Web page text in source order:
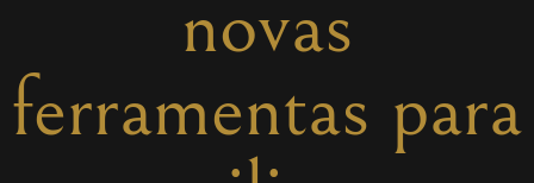
novas
ferramentas para